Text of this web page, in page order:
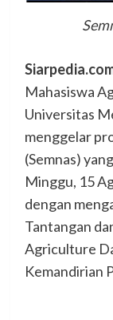
Mahasiswa
Universitas
menggelar
(Semnas)
Minggu, 15
dengan
Tantangan
Agriculture
Kemandirian